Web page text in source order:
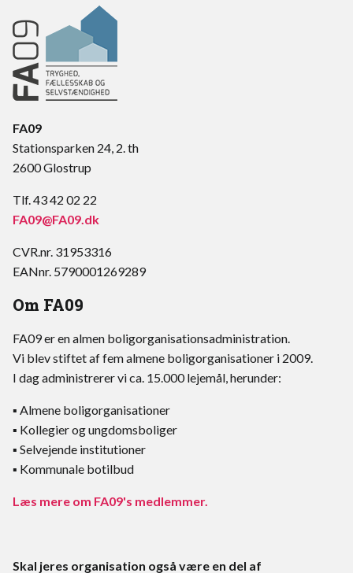
FA09
Stationsparken 24, 2. th
2600 Glostrup
Tlf. 43 42 02 22
FA09@FA09.dk
CVR.nr. 31953316
EANnr. 5790001269289
Om FA09
FA09 er en almen boligorganisationsadministration.
Vi blev stiftet af fem almene boligorganisationer i 2009.
I dag administrerer vi ca. 15.000 lejemål, herunder:
▪ Almene boligorganisationer
▪ Kollegier og ungdomsboliger
▪ Selvejende institutioner
▪ Kommunale botilbud
Læs mere om FA09's medlemmer.
Skal jeres organisation også være en del af